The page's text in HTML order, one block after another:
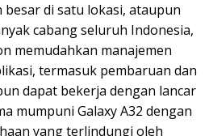
di satu lokasi, ataupun
cabang seluruh Indonesia,
memudahkan manajemen
termasuk pembaruan dan
dapat bekerja dengan lancar
mumpuni Galaxy A32 dengan
yang terlindungi oleh